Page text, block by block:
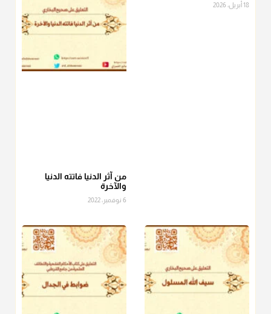
، فإلم يعلم إلا بعد ذلك لم تجزه لقولهﷺ:
الصاع..فمن شق عليه إخراج الطعام هذه الأيام وأراد إخراج القيمة
أ.د. صالح الشمراني
دفعزكاة الفطرللمسكين القريب صدقة وصلة وهو أفضل من
دفعها للبعيد ولا تغرك مظاهر ووظائف بعض الأقارب فإن
18 أبريل، 2026
من آثر الدنيا فاتته الدنيا
والآخرة
6 نوفمبر، 2022